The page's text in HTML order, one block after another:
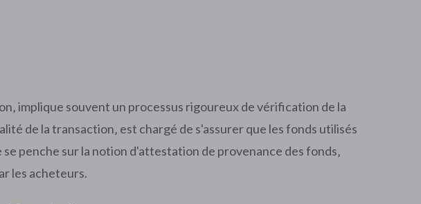
implique souvent un processus rigoureux de vérification de la
de la transaction‚ est chargé de s'assurer que les fonds utilisés
penche sur la notion d'attestation de provenance des fonds‚
les acheteurs.